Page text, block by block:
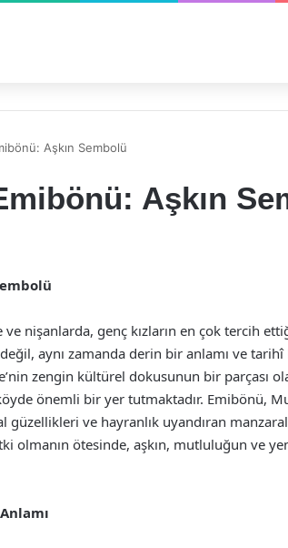
Aşkın Sembolü
Aşkın
nişanlarda, genç kızların en çok tercih
aynı zamanda derin bir anlamı ve
zengin kültürel dokusunun bir parçası
önemli bir yer tutmaktadır. Emibönü,
ve hayranlık uyandıran
olmanın ötesinde, aşkın, mutluluğun ve